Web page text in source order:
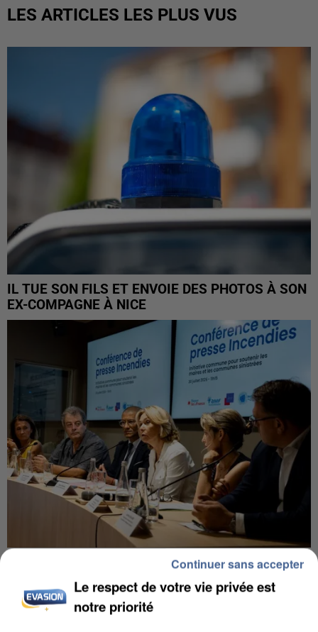
LES ARTICLES LES PLUS VUS
IL TUE SON FILS ET ENVOIE DES PHOTOS À SON
EX-COMPAGNE À NICE
INCENDIES : L’ÎLE-DE-FRANCE LANCE UN ÉLAN
DE SOLIDARITÉ AVEC LES...
Le respect de votre vie privée est
notre priorité
Continuer sans accepter